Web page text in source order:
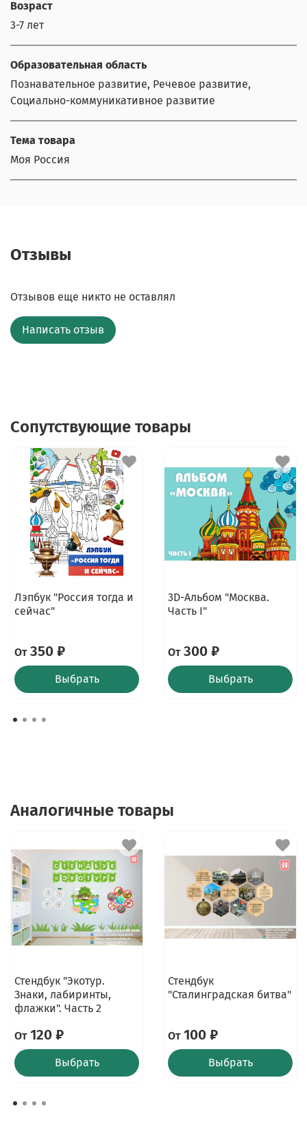
Возраст
3-7 лет
Образовательная область
Познавательное развитие, Речевое развитие,
Социально-коммуникативное развитие
Тема товара
Моя Россия
Отзывы
Отзывов еще никто не оставлял
Написать отзыв
Сопутствующие товары
Лэпбук "Россия тогда и
сейчас"
От350 ₽
Выбрать
3D-Альбом "Москва.
Часть I"
От300 ₽
Выбрать
Аналогичные товары
Стендбук "Экотур.
Знаки, лабиринты,
флажки". Часть 2
От120 ₽
Выбрать
Стендбук
"Сталинградская битва"
От100 ₽
Выбрать